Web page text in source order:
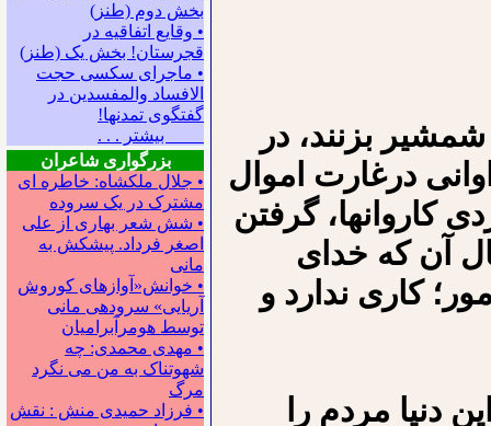
بخش دوم (طنز)
• وقایع اتفاقیه در
قجرستان! بخش یک (طنز)
• ماجرای سکسی حجت
الافساد والمفسدین در
گفتگوی تمدنها!
بیشتر . . .
بزرگواری شاعران
• جلال ملکشاه: خاطره ای
مشترک در یک سروده
• شش شعر بهاری از علی
اصغر فرداد. پیشکش به
مانی
• خوانش«آوازهای کوروش
آریایی» سروده‍ی مانی
توسط هومرآبرامیان
• مهدی محمدی: چه
شهوتناک به من می نگرد
مرگ
• فرزاد حمیدی منش : نقش
بزنند، در
درغارت اموال
کاروانها، گرفتن
آن که خدای
کاری ندارد و
دنیا مردم را